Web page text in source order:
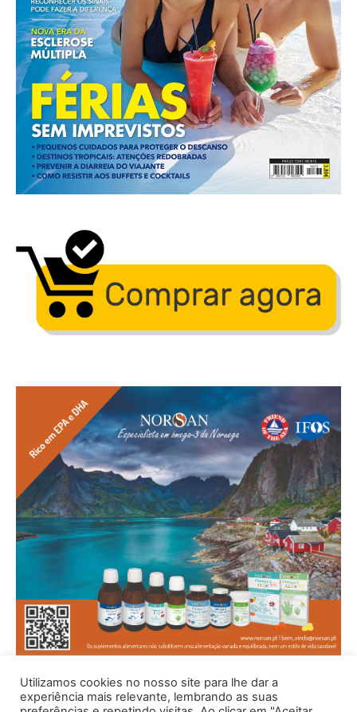
Utilizamos cookies no nosso site para lhe dar a
experiência mais relevante, lembrando as suas